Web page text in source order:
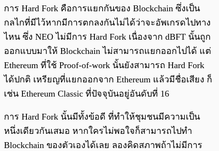
การ Hard Fork คือการแยกกันของ Blockchain ซึ่งเป็น
กลไกที่มีไว้หากมีการตกลงกันไม่ได้ว่าจะอัพเกรดไปทาง
ไหน ซึ่ง NEO ไม่มีการ Hard Fork เนื่องจาก dBFT นั้นถูก
ออกแบบมาให้ Blockchain ไม่สามารถแยกออกไปได้ แต่
Ethereum ที่ใช้ Proof-of-work นั้นยังสามารถ Hard Fork
ได้ปกติ เหรียญที่แยกออกจาก Ethereum แล้วมีชื่อเสียง ก็
เช่น Ethereum Classic ที่ปัจจุบันอยู่อันดับที่ 16
การ Hard Fork นั้นมีทั้งข้อดี ที่ทำให้ชุมชนมีความเป็น
หนึ่งเดียวกันเสมอ หากใครไม่พอใจก็สามารถไปทำ
Blockchain ของตัวเองได้เลย ลองคิดสภาพถ้าไม่มีการ